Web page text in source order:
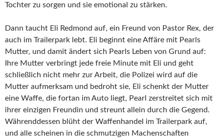
Tochter zu sorgen und sie emotional zu stärken.
Dann taucht Eli Redmond auf, ein Freund von Pastor Rex, der
auch im Trailerpark lebt. Eli beginnt eine Affäre mit Pearls
Mutter, und damit ändert sich Pearls Leben von Grund auf:
Ihre Mutter verbringt jede freie Minute mit Eli und geht
schließlich nicht mehr zur Arbeit, die Polizei wird auf die
Mutter aufmerksam und bedroht sie, Eli schenkt der Mutter
eine Waffe, die fortan im Auto liegt, Pearl zerstreitet sich mit
ihrer einzigen Freundin und streunt allein durch die Gegend.
Währenddessen blüht der Waffenhandel im Trailerpark auf,
und alle scheinen in die schmutzigen Machenschaften